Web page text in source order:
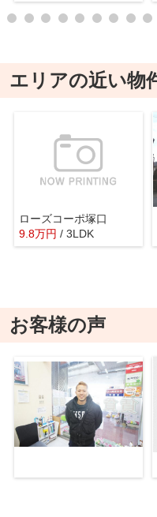
エリアの近い物
ローズコーポ塚口
9.8万円 / 3LDK
お客様の声